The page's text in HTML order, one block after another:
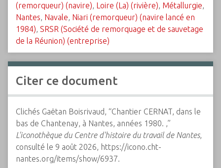
(remorqueur) (navire), Loire (La) (rivière), Métallurgie,
Nantes, Navale, Niari (remorqueur) (navire lancé en
1984), SRSR (Société de remorquage et de sauvetage
de la Réunion) (entreprise)
Citer ce document
Clichés Gaëtan Boisrivaud, “Chantier CERNAT, dans le
bas de Chantenay, à Nantes, années 1980. ,”
L'iconothèque du Centre d'histoire du travail de Nantes,
consulté le 9 août 2026, https://icono.cht-
nantes.org/items/show/6937.